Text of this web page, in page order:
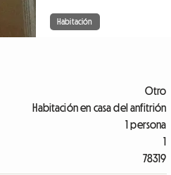
Habitación
Otro
Habitación en casa del anfitrión
1 persona
1
78319